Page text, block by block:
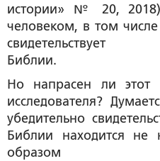
истории» № 20,
человеком, в том
Библии.
Но напрасен ли
исследователя?
убедительно
Библии находится